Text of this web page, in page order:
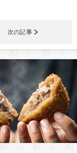
次の記事